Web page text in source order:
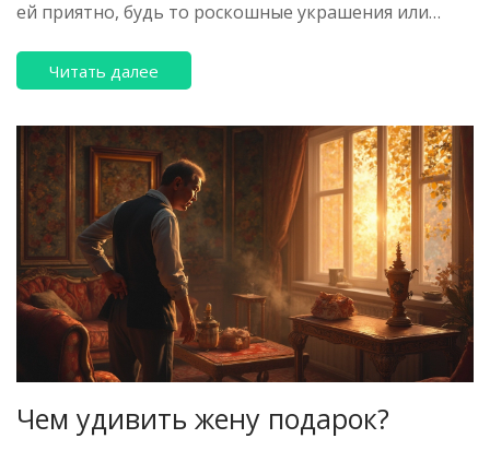
ей приятно, будь то роскошные украшения или
подобранный с учетом её интересов и
предпочтений, может выразить вашу заботу и
который оставит яркие впечатления.
Читать далее
Чем удивить жену подарок?